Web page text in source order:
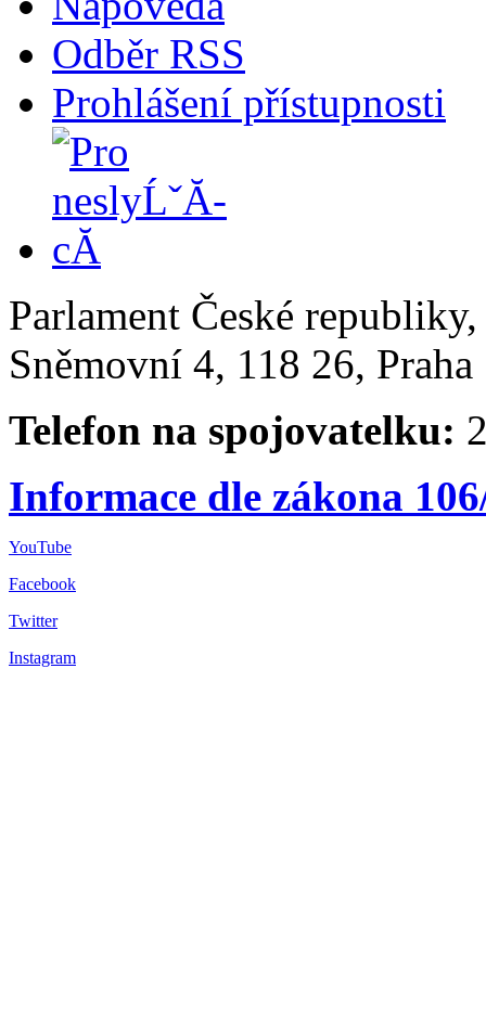
Odběr RSS
Prohlášení přístupnosti
Parlament České
Sněmovní 4, 118 26,
Telefon na spojovatelku:
Informace dle zákona
YouTube
Facebook
Twitter
Instagram